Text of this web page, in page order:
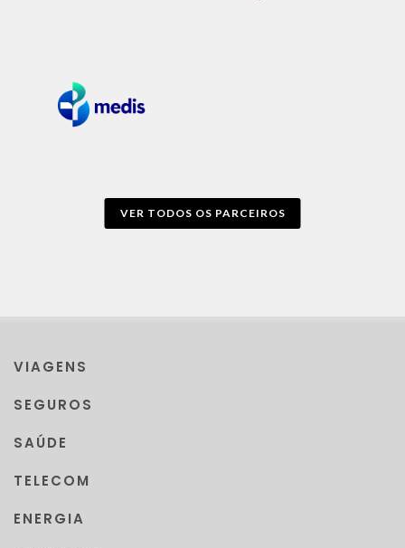
VER TODOS OS PARCEIROS
VIAGENS
SEGUROS
SAÚDE
TELECOM
ENERGIA